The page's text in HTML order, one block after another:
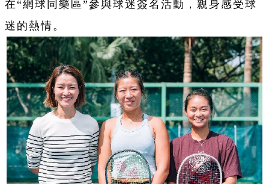
在“網球同樂區”參與球迷簽名活動，親身感受球
迷的熱情。